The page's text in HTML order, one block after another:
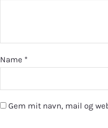
Name *
Gem mit navn, mail og